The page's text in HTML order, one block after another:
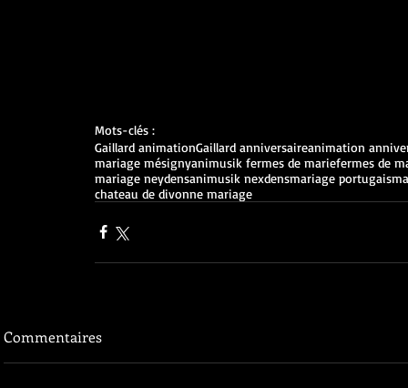
Mots-clés :
Gaillard animationGaillard anniversaireanimation
mariage mésignyanimusik fermes de mariefermes de
mariage neydensanimusik nexdensmariage portugais
chateau de divonne mariage
Commentaires